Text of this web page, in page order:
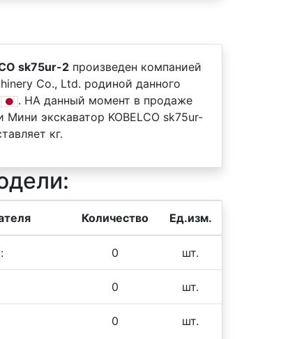
sk75ur-2 произведен компанией
Co., Ltd. родиной данного
. НА данный момент в продаже
экскаватор KOBELCO sk75ur-
кг.
Количество Ед.изм.
0 шт.
0 шт.
0 шт.